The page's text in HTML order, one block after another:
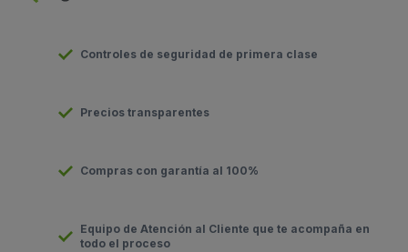
Controles de seguridad de primera clase
Precios transparentes
Compras con garantía al 100%
Equipo de Atención al Cliente que te acompaña en
todo el proceso